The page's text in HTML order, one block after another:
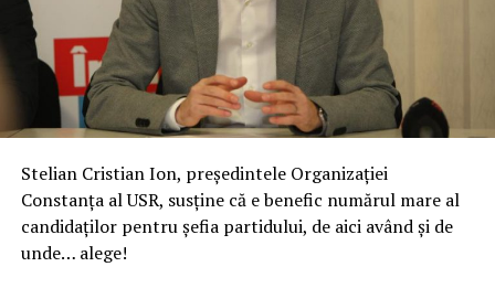
Stelian Cristian Ion, președintele Organizației
Constanța al USR, susține că e benefic numărul mare al
candidaților pentru șefia partidului, de aici având și de
unde… alege!